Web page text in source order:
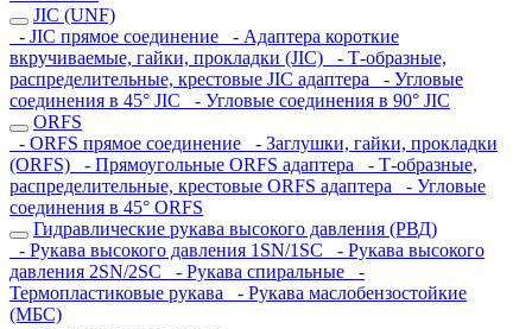
JIC (UNF)
- JIC прямое соединение
- Адаптера короткие
вкручиваемые, гайки, прокладки (JIC)
- Т-образные,
распределительные, крестовые JIC адаптера
- Угловые
соединения в 45° JIC
- Угловые соединения в 90° JIC
ORFS
- ORFS прямое соединение
- Заглушки, гайки, прокладки
(ORFS)
- Прямоугольные ORFS адаптера
- Т-образные,
распределительные, крестовые ORFS адаптера
- Угловые
соединения в 45° ORFS
Гидравлические рукава высокого давления (РВД)
- Рукава высокого давления 1SN/1SC
- Рукава высокого
давления 2SN/2SC
- Рукава спиральные
-
Термопластиковые рукава
- Рукава маслобензостойкие
(МБС)